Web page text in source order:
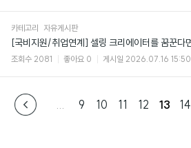
카테고리 자유게시판
조회수 2081 좋아요 0 게시일 2026.07.16 15:50
9 10 11 12 13 14